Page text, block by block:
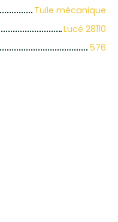
Tuile mécanique
Lucé 28110
576